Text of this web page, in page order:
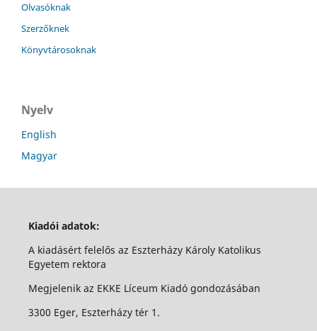
Olvasóknak
Szerzőknek
Könyvtárosoknak
Nyelv
English
Magyar
Kiadói adatok:
A kiadásért felelős az Eszterházy Károly Katolikus
Egyetem rektora
Megjelenik az EKKE Líceum Kiadó gondozásában
3300 Eger, Eszterházy tér 1.